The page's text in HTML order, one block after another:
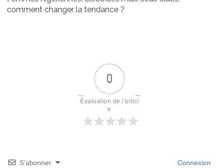
comment changer la tendance ?
0
Évaluation de l'articl
e
S’abonner Connexion